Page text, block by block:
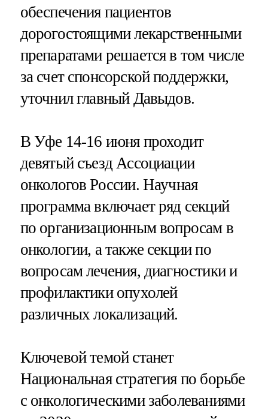
обеспечения пациентов
дорогостоящими лекарственными
препаратами решается в том числе
за счет спонсорской поддержки,
уточнил главный Давыдов.
В Уфе 14-16 июня проходит
девятый съезд Ассоциации
онкологов России. Научная
программа включает ряд секций
по организационным вопросам в
онкологии, а также секции по
вопросам лечения, диагностики и
профилактики опухолей
различных локализаций.
Ключевой темой станет
Национальная стратегия по борьбе
с онкологическими заболеваниями